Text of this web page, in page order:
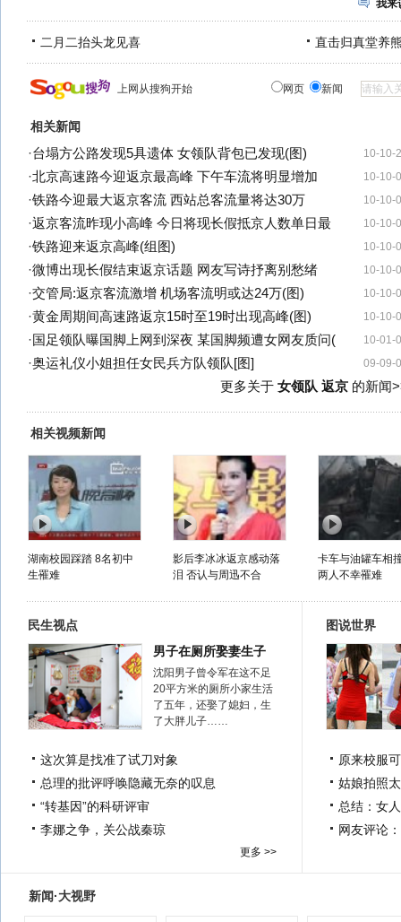
我来
二月二抬头龙见喜 直击归真堂养
上网从搜狗开始 网页 新闻
相关新闻
10-10-
·台塌方公路发现5具遗体 女领队背包已发现(图)
10-10-
·北京高速路今迎返京最高峰 下午车流将明显增加
10-10-
·铁路今迎最大返京客流 西站总客流量将达30万
10-10-
·返京客流昨现小高峰 今日将现长假抵京人数单日最
10-10-
·铁路迎来返京高峰(组图)
10-10-
·微博出现长假结束返京话题 网友写诗抒离别愁绪
10-10-
·交管局:返京客流激增 机场客流明或达24万(图)
10-10-
·黄金周期间高速路返京15时至19时出现高峰(图)
10-01-
· 国足领队曝国脚上网到深夜 某国脚频遭女网友质问(
09-09-
·奥运礼仪小姐担任女民兵方队领队[图]
更多关于 女领队 返京的新闻
相关视频新闻
湖南校园踩踏 8名初中
生罹难
影后李冰冰返京感动落
泪 否认与周迅不合
卡车与油罐车相
两人不幸罹难
民生视点
男子在厕所娶妻生子
沈阳男子曾令军在这不足
20平方米的厕所小家生活
了五年，还娶了媳妇，生
了大胖儿子……
这次算是找准了试刀对象
总理的批评呼唤隐藏无奈的叹息
“转基因”的科研评审
李娜之争，关公战秦琼
更多 >>
图说世界
原来校服
姑娘拍照
总结：女
网友评论
新闻·大视野